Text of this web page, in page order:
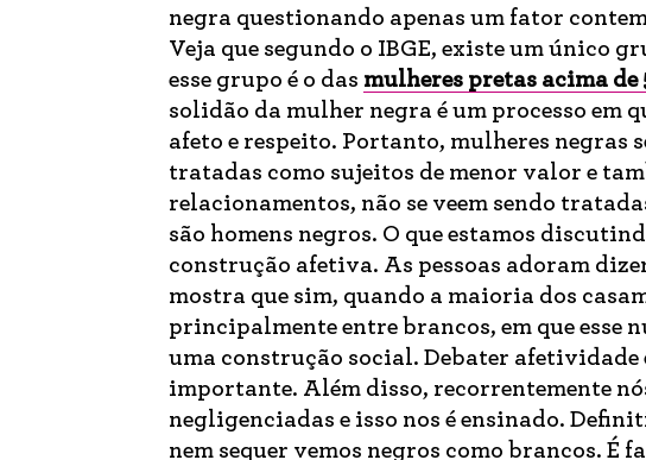
negra questionando apenas um fator
Veja que segundo o IBGE, existe um único
esse grupo é o das mulheres pretas acima de
solidão da mulher negra é um processo em
afeto e respeito. Portanto, mulheres negras
tratadas como sujeitos de menor valor e
relacionamentos, não se veem sendo
são homens negros. O que estamos
construção afetiva. As pessoas adoram
mostra que sim, quando a maioria dos
principalmente entre brancos, em que esse
uma construção social. Debater afetividade
importante. Além disso, recorrentemente
negligenciadas e isso nos é ensinado.
nem sequer vemos negros como brancos. É